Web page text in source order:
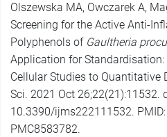
Olszewska MA, Owczarek A,
Screening for the Active Anti-
Polyphenols of Gaultheria
Application for
Cellular Studies to Quantitative
Sci. 2021 Oct 26;22(21):11532.
10.3390/ijms222111532.
PMC8583782.